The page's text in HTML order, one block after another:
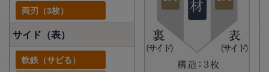
両刃（3枚）
サイド（表）
軟鉄（サビる）